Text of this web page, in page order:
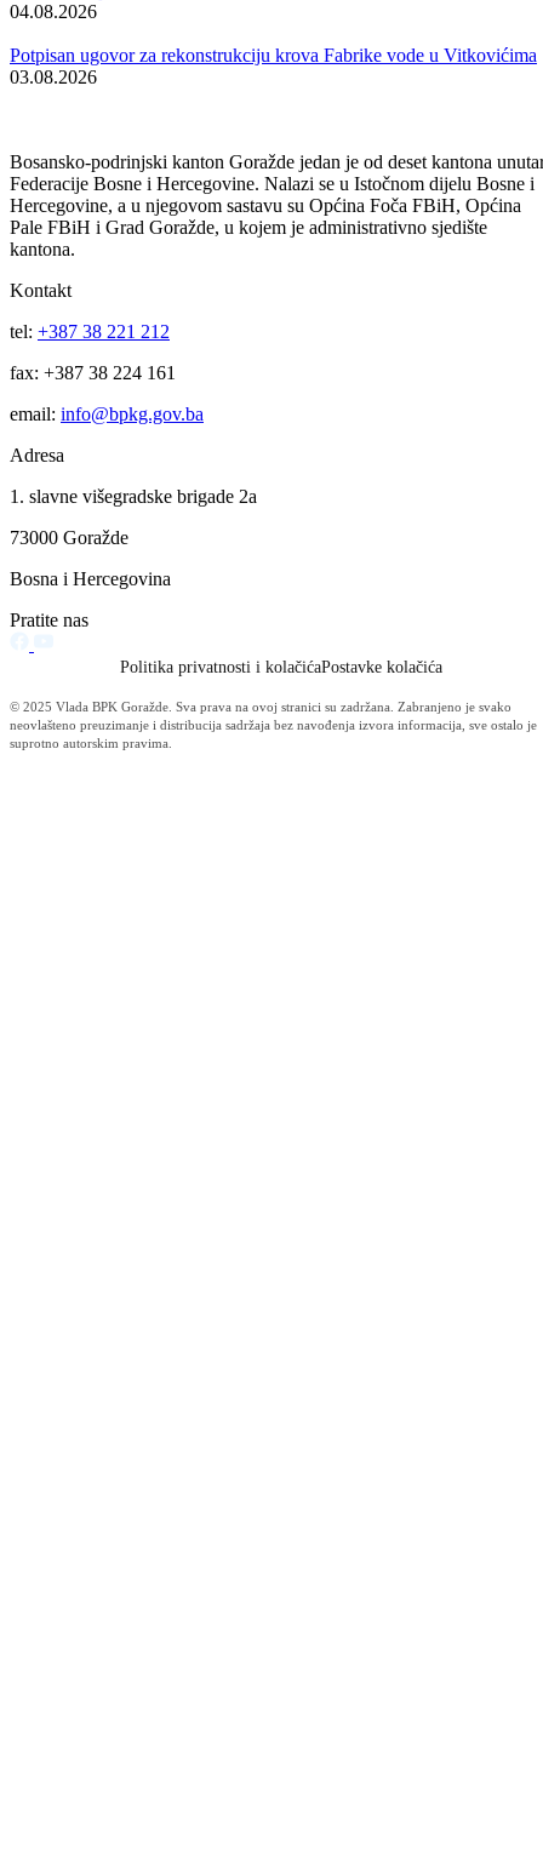
rekonstrukciji prostorija Kulturno-umjetničkog društva „Azot“
Vitkovići“
05.08.2026